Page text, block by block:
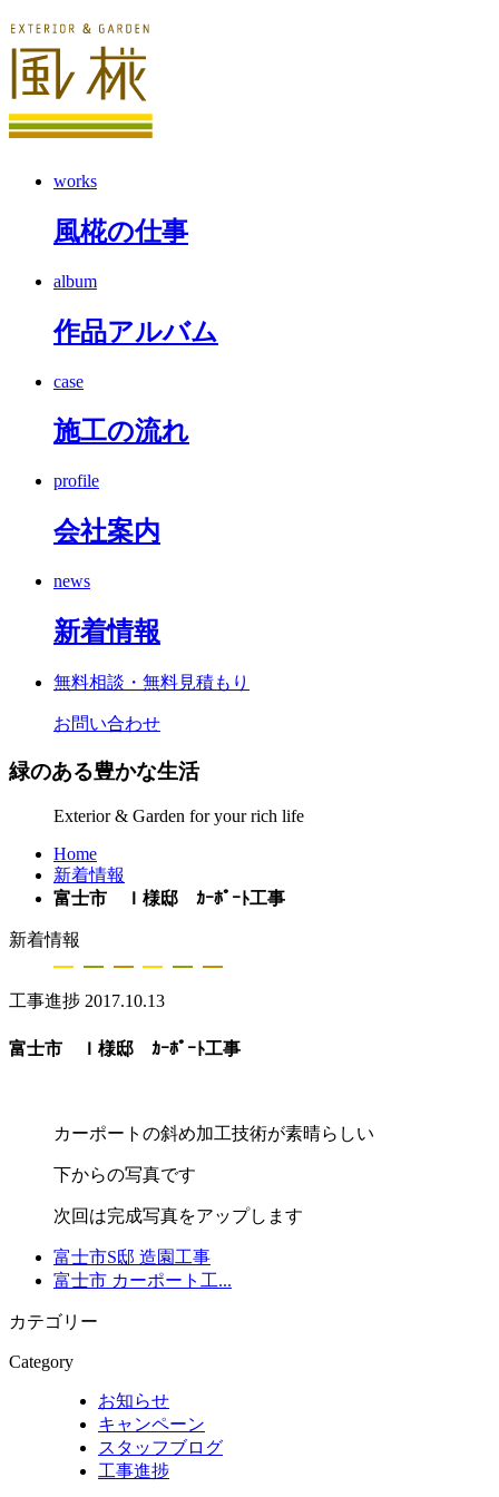
works
風椛の仕事
album
作品アルバム
case
施工の流れ
profile
会社案内
news
新着情報
無料相談・無料見積もり
お問い合わせ
緑のある豊かな生活
Exterior & Garden for your rich life
Home
新着情報
富士市 Ｉ様邸 ｶｰﾎﾟｰﾄ工事
新着情報
工事進捗 2017.10.13
富士市 Ｉ様邸 ｶｰﾎﾟｰﾄ工事
カーポートの斜め加工技術が素晴らしい
下からの写真です
次回は完成写真をアップします
富士市S邸 造園工事
富士市 カーポート工...
カテゴリー
Category
お知らせ
キャンペーン
スタッフブログ
工事進捗